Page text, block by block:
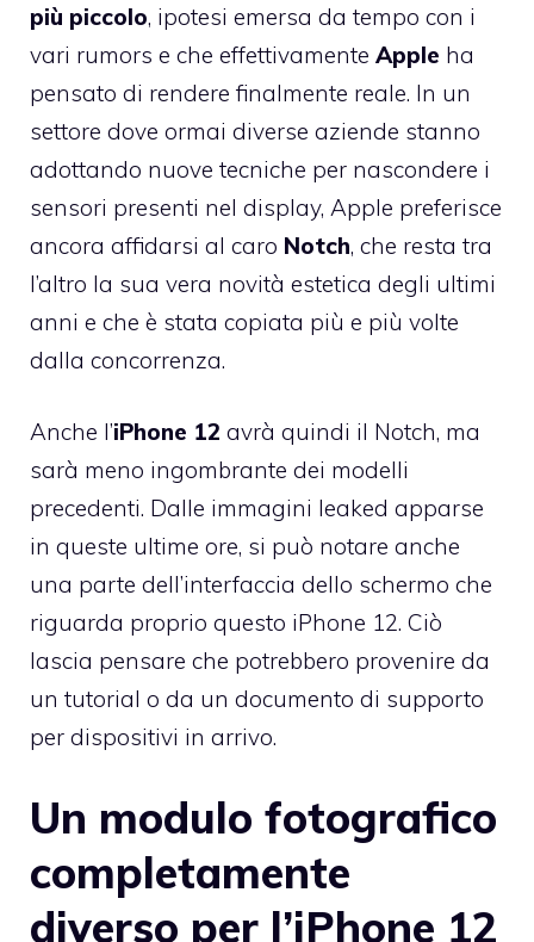
più piccolo, ipotesi emersa da tempo con i
vari rumors e che effettivamente Apple ha
pensato di rendere finalmente reale. In un
settore dove ormai diverse aziende stanno
adottando nuove tecniche per nascondere i
sensori presenti nel display, Apple preferisce
ancora affidarsi al caro Notch, che resta tra
l’altro la sua vera novità estetica degli ultimi
anni e che è stata copiata più e più volte
dalla concorrenza.
Anche l’iPhone 12 avrà quindi il Notch, ma
sarà meno ingombrante dei modelli
precedenti. Dalle immagini leaked apparse
in queste ultime ore, si può notare anche
una parte dell’interfaccia dello schermo che
riguarda proprio questo iPhone 12. Ciò
lascia pensare che potrebbero provenire da
un tutorial o da un documento di supporto
per dispositivi in arrivo.
Un modulo fotografico
completamente
diverso per l’iPhone 12